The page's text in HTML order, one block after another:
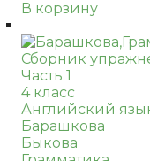
В корзину
4 класс
Английский
Барашкова
Быкова